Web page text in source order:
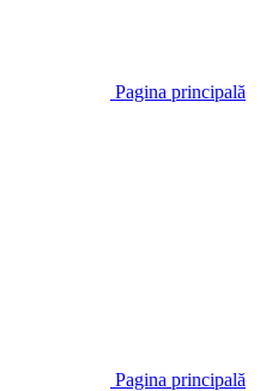
Pagina principală
Pagina principală